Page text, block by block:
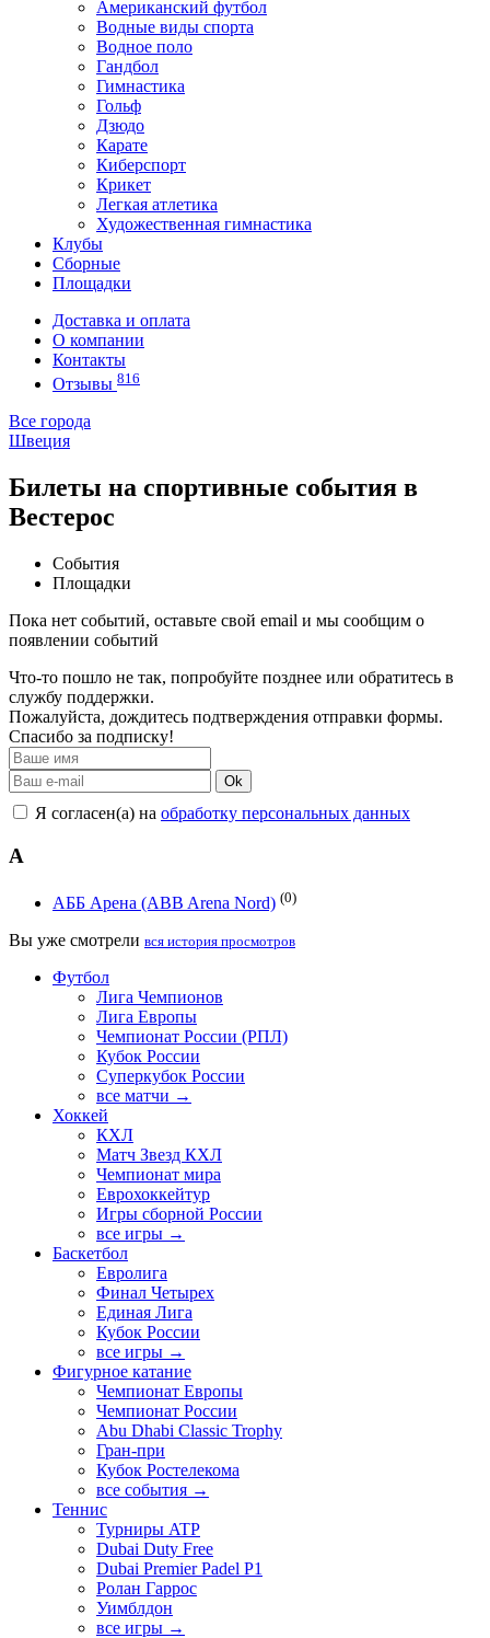
Американский футбол
Водные виды спорта
Водное поло
Гандбол
Гимнастика
Гольф
Дзюдо
Карате
Киберспорт
Крикет
Легкая атлетика
Художественная гимнастика
Клубы
Сборные
Площадки
Доставка и оплата
О компании
Контакты
Отзывы 816
Все города
Швеция
Билеты на спортивные события в
Вестерос
События
Площадки
Пока нет событий, оставьте свой email и мы сообщим о
появлении событий
Что-то пошло не так, попробуйте позднее или обратитесь в
службу поддержки.
Пожалуйста, дождитесь подтверждения отправки формы.
Спасибо за подписку!
Ok
Я согласен(а) на обработку персональных данных
А
АББ Арена (ABB Arena Nord) (0)
Вы уже смотрели вся история просмотров
Футбол
Лига Чемпионов
Лига Европы
Чемпионат России (РПЛ)
Кубок России
Суперкубок России
все матчи →
Хоккей
КХЛ
Матч Звезд КХЛ
Чемпионат мира
Еврохоккейтур
Игры сборной России
все игры →
Баскетбол
Евролига
Финал Четырех
Единая Лига
Кубок России
все игры →
Фигурное катание
Чемпионат Европы
Чемпионат России
Abu Dhabi Classic Trophy
Гран-при
Кубок Ростелекома
все события →
Теннис
Турниры ATP
Dubai Duty Free
Dubai Premier Padel P1
Ролан Гаррос
Уимблдон
все игры →